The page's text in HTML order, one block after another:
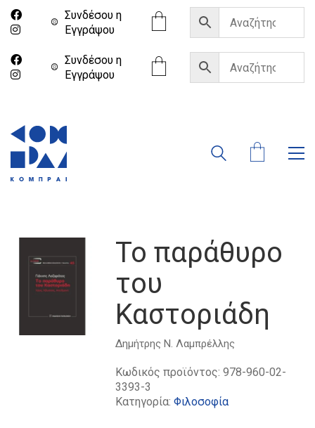
Συνδέσου η
Eγγράψου
Συνδέσου η
Eγγράψου
Το παράθυρο
του
Καστοριάδη
Δημήτρης Ν. Λαμπρέλλης
Κωδικός προϊόντος:978-960-02-
3393-3
Κατηγορία:Φιλοσοφία